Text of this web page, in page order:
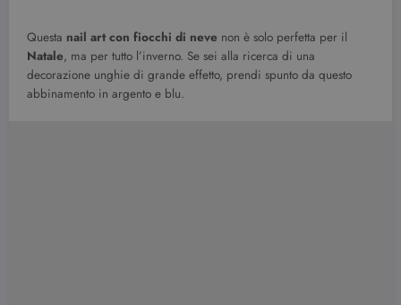
Questa nail art con fiocchi di neve non è solo perfetta per il
Natale, ma per tutto l’inverno. Se sei alla ricerca di una
decorazione unghie di grande effetto, prendi spunto da questo
abbinamento in argento e blu.